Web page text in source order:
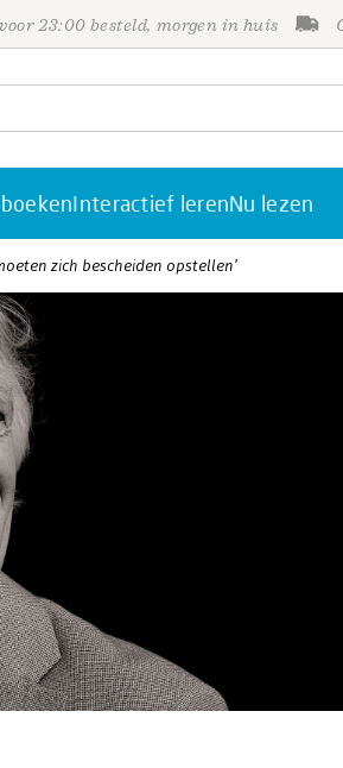
23:00 besteld, morgen in huis
Interactief lerenNu lezen
zich bescheiden opstellen’